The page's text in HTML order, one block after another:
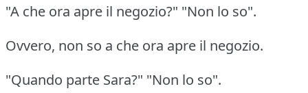
"A che ora apre il negozio?" "Non lo so".
Ovvero, non so a che ora apre il negozio.
"Quando parte Sara?" "Non lo so".